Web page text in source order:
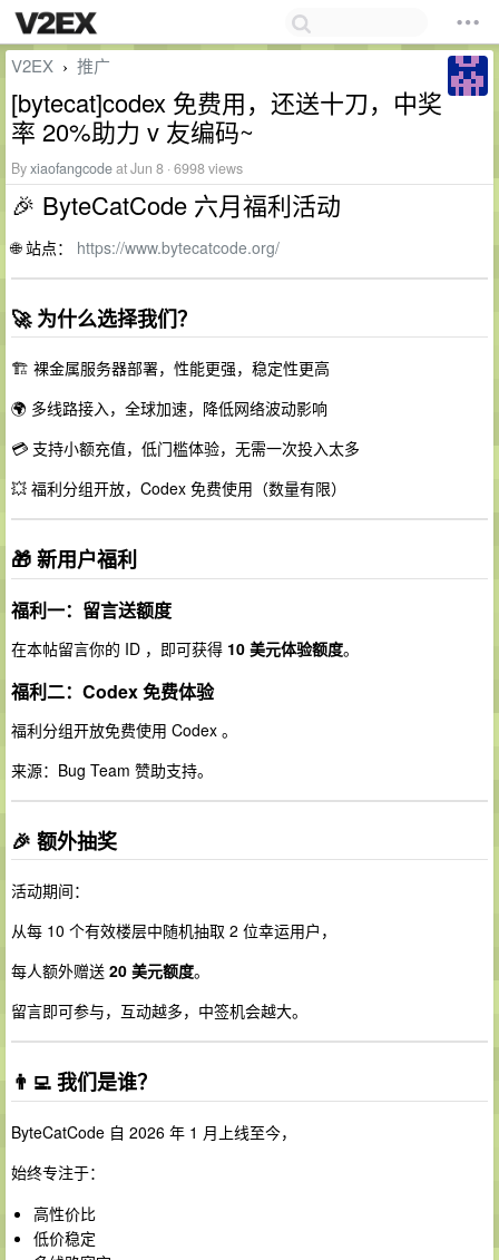
V2EX › 推广
[bytecat]codex 免费用，还送十刀，中奖
率 20%助力 v 友编码~
Byxiaofangcodeat Jun 8 · 6998 views
🎉 ByteCatCode 六月福利活动
🌐 站点： https://www.bytecatcode.org/
🚀 为什么选择我们？
🏗️ 裸金属服务器部署，性能更强，稳定性更高
🌍 多线路接入，全球加速，降低网络波动影响
💳 支持小额充值，低门槛体验，无需一次投入太多
💥 福利分组开放，Codex 免费使用（数量有限）
🎁 新用户福利
福利一：留言送额度
在本帖留言你的 ID ，即可获得 10 美元体验额度。
福利二：Codex 免费体验
福利分组开放免费使用 Codex 。
来源：Bug Team 赞助支持。
🎉 额外抽奖
活动期间：
从每 10 个有效楼层中随机抽取 2 位幸运用户，
每人额外赠送 20 美元额度。
留言即可参与，互动越多，中签机会越大。
👨‍💻 我们是谁？
ByteCatCode 自 2026 年 1 月上线至今，
始终专注于：
高性价比
低价稳定